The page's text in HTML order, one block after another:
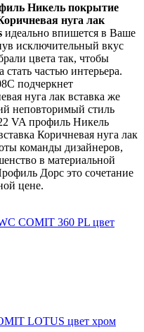
Никель покрытие
нуга лак
идеально впишется в Ваше
исключительный вкус
цвета так, чтобы
частью интерьера.
подчеркнет
нуга лак вставка же
неповторимый стиль
VA профиль Никель
Коричневая нуга лак
команды дизайнеров,
в материальной
Дорс это сочетание
цене.